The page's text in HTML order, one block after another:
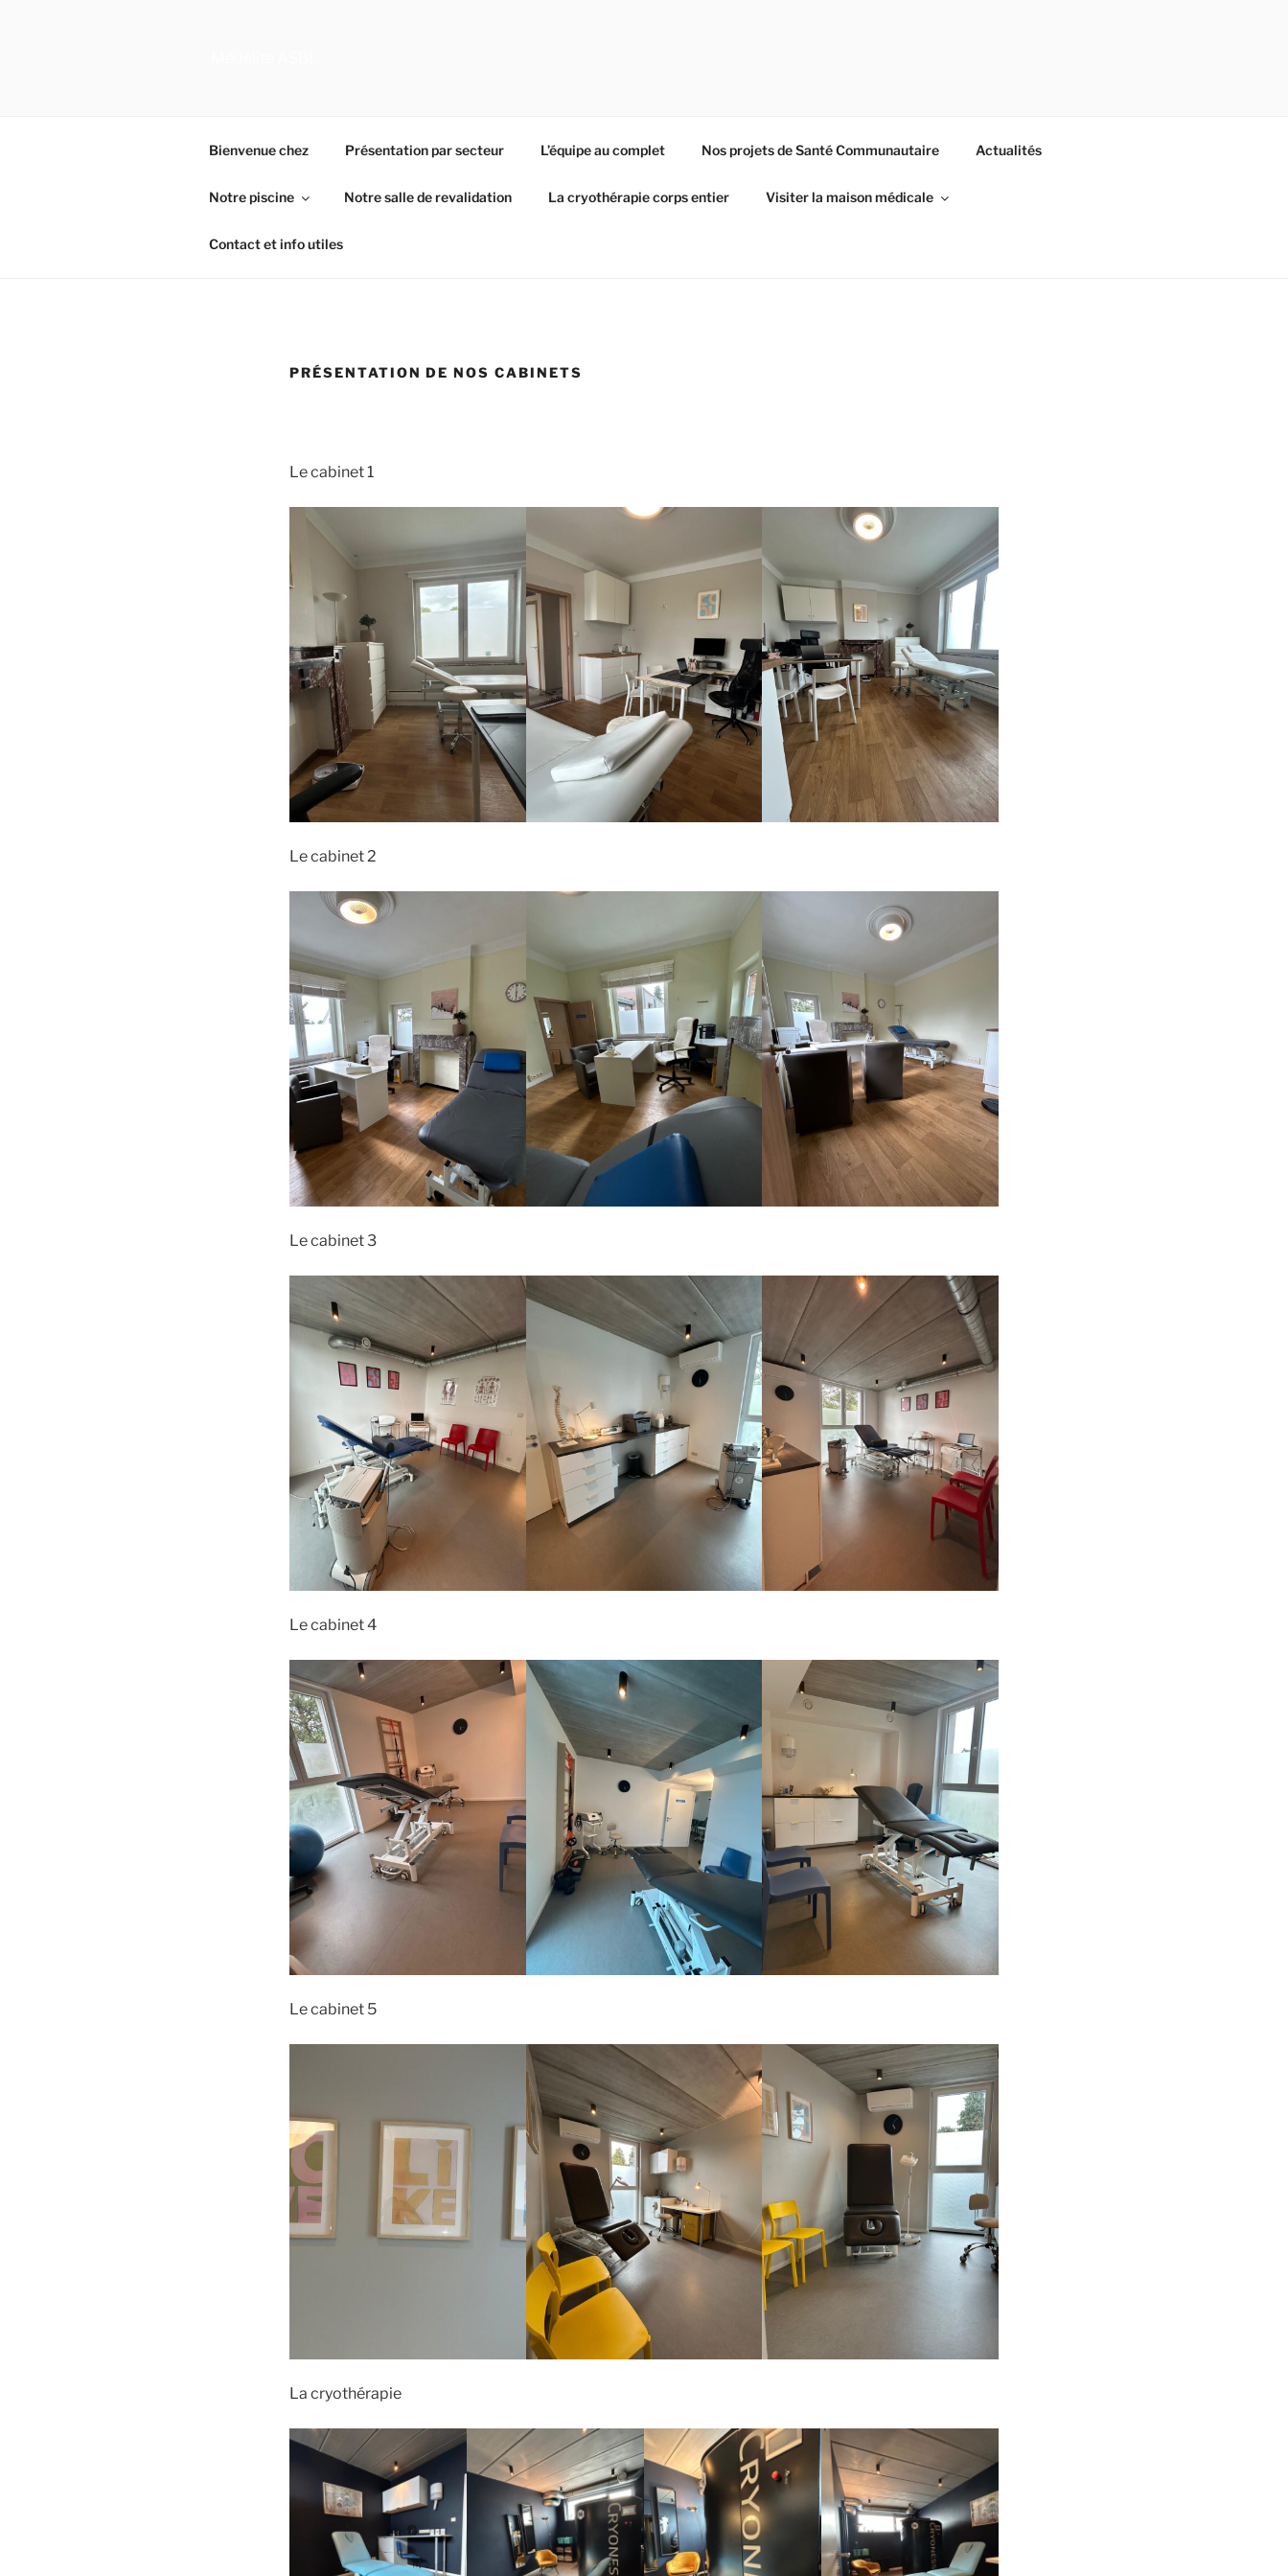
Bienvenue chez Présentation par secteur L’équipe au complet Nos projets de Santé Communautaire Actualités
Notre piscine Notre salle de revalidation La cryothérapie corps entier Visiter la maison médicale
Contact et info utiles
PRÉSENTATION DE NOS CABINETS
Le cabinet 1
Le cabinet 2
Le cabinet 3
Le cabinet 4
Le cabinet 5
La cryothérapie